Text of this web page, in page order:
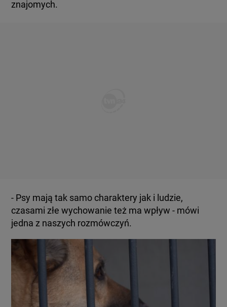
znajomych.
- Psy mają tak samo charaktery jak i ludzie,
czasami złe wychowanie też ma wpływ - mówi
jedna z naszych rozmówczyń.